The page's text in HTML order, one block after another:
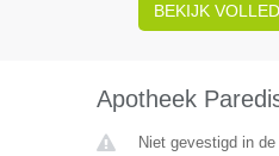
BEKIJK
Apotheek
Niet gevestigd in